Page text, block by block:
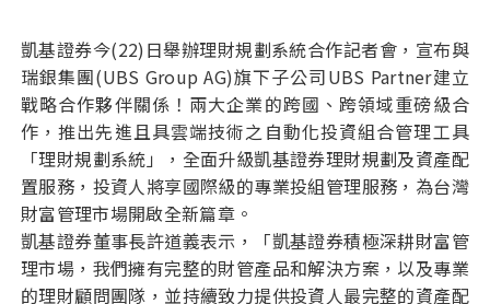
凱基證券今(22)日舉辦理財規劃系統合作記者會，宣布與
瑞銀集團(UBS Group AG)旗下子公司UBS Partner建立
戰略合作夥伴關係！兩大企業的跨國、跨領域重磅級合
作，推出先進且具雲端技術之自動化投資組合管理工具
「理財規劃系統」，全面升級凱基證券理財規劃及資產配
置服務，投資人將享國際級的專業投組管理服務，為台灣
財富管理市場開啟全新篇章。
凱基證券董事長許道義表示，「凱基證券積極深耕財富管
理市場，我們擁有完整的財管產品和解決方案，以及專業
的理財顧問團隊，並持續致力提供投資人最完整的資產配